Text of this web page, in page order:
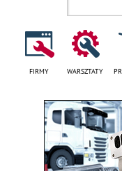
FIRMY WARSZTATY